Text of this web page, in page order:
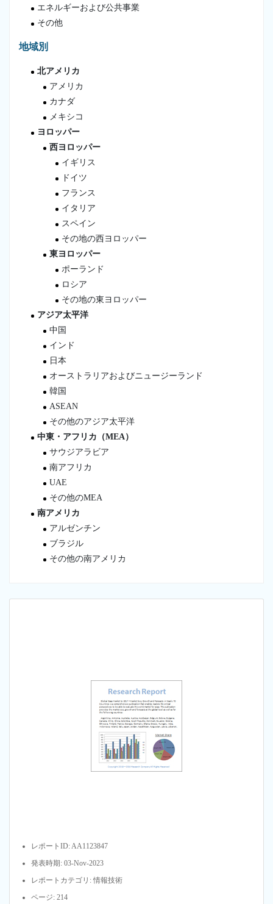
エネルギーおよび公共事業
その他
地域別
北アメリカ
アメリカ
カナダ
メキシコ
ヨロッパー
西ヨロッパー
イギリス
ドイツ
フランス
イタリア
スペイン
その地の西ヨロッパー
東ヨロッパー
ポーランド
ロシア
その地の東ヨロッパー
アジア太平洋
中国
インド
日本
オーストラリアおよびニュージーランド
韓国
ASEAN
その他のアジア太平洋
中東・アフリカ（MEA）
サウジアラビア
南アフリカ
UAE
その他のMEA
南アメリカ
アルゼンチン
ブラジル
その他の南アメリカ
レポートID: AA1123847
発表時期: 03-Nov-2023
レポートカテゴリ: 情報技術
ページ: 214